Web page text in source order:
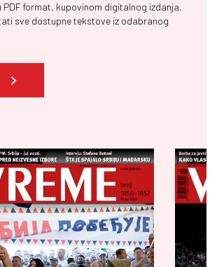
PDF format, kupovinom digitalnog izdanja,
sve dostupne tekstove iz odabranog